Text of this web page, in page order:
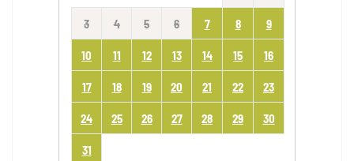
3 4 5 6 7 8 9
10 11 12 13 14 15 16
17 18 19 20 21 22 23
24 25 26 27 28 29 30
31